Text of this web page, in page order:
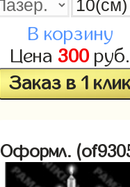
В корзину
Цена 300руб.
Заказ в 1
Оформл.